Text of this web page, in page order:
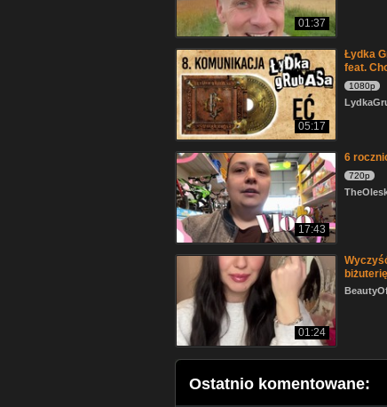
01:37
05:17
Łydka
feat.
1080p
17:43
6
720p
01:24
Ostatnio komentowane: